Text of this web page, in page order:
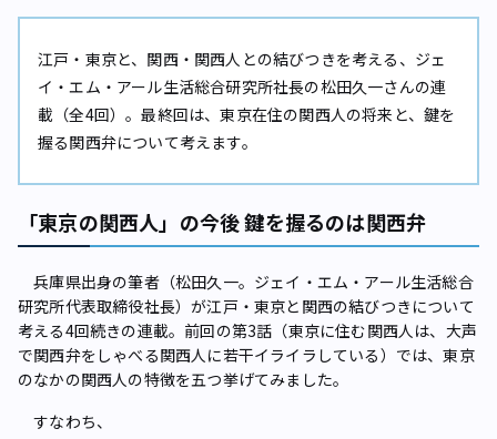
江戸・東京と、関西・関西人との結びつきを考える、ジェ
イ・エム・アール生活総合研究所社長の松田久一さんの連
載（全4回）。最終回は、東京在住の関西人の将来と、鍵を
握る関西弁について考えます。
「東京の関西人」の今後 鍵を握るのは関西弁
兵庫県出身の筆者（松田久一。ジェイ・エム・アール生活総合
研究所代表取締役社長）が江戸・東京と関西の結びつきについて
考える4回続きの連載。前回の第3話（東京に住む関西人は、大声
で関西弁をしゃべる関西人に若干イライラしている）では、東京
のなかの関西人の特徴を五つ挙げてみました。
すなわち、